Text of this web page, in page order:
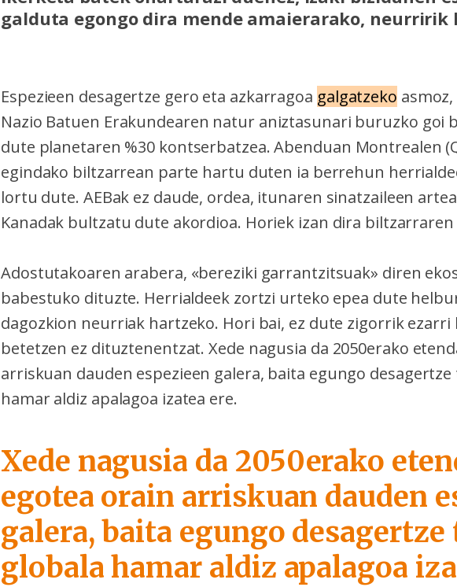
galduta egongo dira mende amaierarako, neurririk
Espezieen desagertze gero eta azkarragoa galgatzeko asmoz,
Nazio Batuen Erakundearen natur aniztasunari buruzko goi
dute planetaren %30 kontserbatzea. Abenduan Montrealen
egindako biltzarrean parte hartu duten ia berrehun
lortu dute. AEBak ez daude, ordea, itunaren sinatzaileen
Kanadak bultzatu dute akordioa. Horiek izan dira
Adostutakoaren arabera, «bereziki garrantzitsuak» diren
babestuko dituzte. Herrialdeek zortzi urteko epea dute
dagozkion neurriak hartzeko. Hori bai, ez dute zigorrik
betetzen ez dituztenentzat. Xede nagusia da 2050erako
arriskuan dauden espezieen galera, baita egungo desagertze
hamar aldiz apalagoa izatea ere.
Xede nagusia da 2050erako
egotea orain arriskuan dauden
galera, baita egungo desagertze
globala hamar aldiz apalagoa